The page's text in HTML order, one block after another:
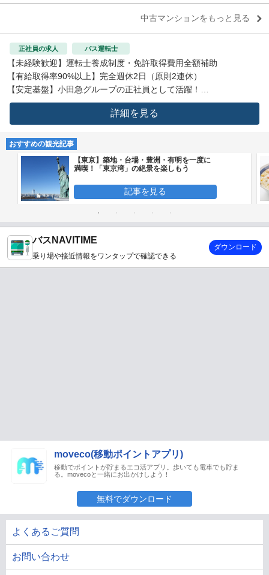
中古マンションをもっと見る
正社員の求人 バス運転士
【未経験歓迎】運転士養成制度・免許取得費用全額補助
【有給取得率90%以上】完全週休2日（原則2連休）
【安定基盤】小田急グループの正社員として活躍！
詳細を見る
おすすめの観光記事
【東京】築地・台場・豊洲・有明を一度に
満喫！「東京湾」の絶景を楽しもう
記事を見る
バスNAVITIME
乗り場や接近情報をワンタップで確認できる
ダウンロード
moveco(移動ポイントアプリ)
移動でポイントが貯まるエコ活アプリ。歩いても電車でも貯ま
る。movecoと一緒にお出かけしよう！
無料でダウンロード
よくあるご質問
お問い合わせ